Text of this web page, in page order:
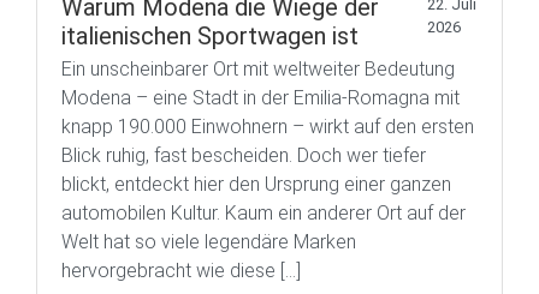
Warum Modena die Wiege der
italienischen Sportwagen ist
22. Juli
2026
Ein unscheinbarer Ort mit weltweiter Bedeutung
Modena – eine Stadt in der Emilia-Romagna mit
knapp 190.000 Einwohnern – wirkt auf den ersten
Blick ruhig, fast bescheiden. Doch wer tiefer
blickt, entdeckt hier den Ursprung einer ganzen
automobilen Kultur. Kaum ein anderer Ort auf der
Welt hat so viele legendäre Marken
hervorgebracht wie diese […]